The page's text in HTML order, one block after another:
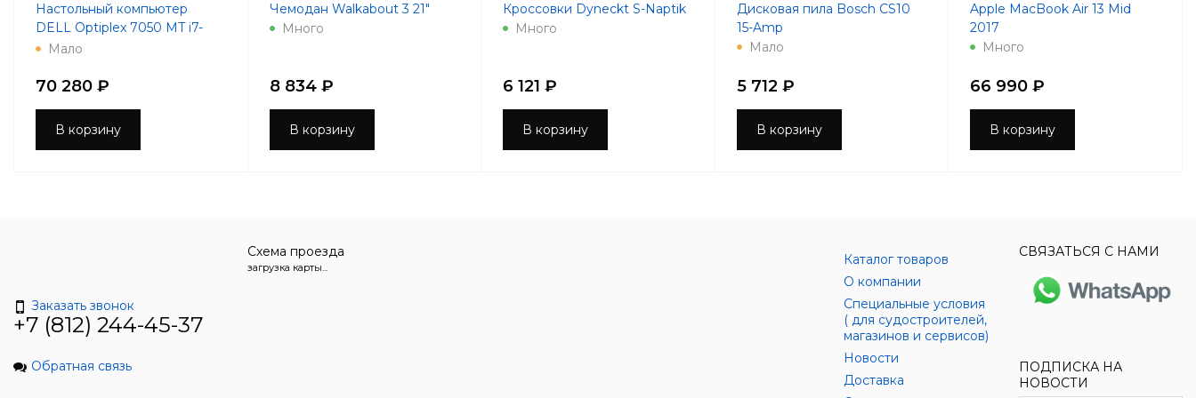
Настольный компьютер
DELL Optiplex 7050 MT i7-
7700 3.6GHz 8Gb 256Gb SSD
Win10Pro
Мало
70 280 ₽
В корзину
Чемодан Walkabout 3 21"
Много
8 834 ₽
В корзину
Кроссовки Dyneckt S-Naptik
Много
6 121 ₽
В корзину
Дисковая пила Bosch CS10
15-Amp
Мало
5 712 ₽
В корзину
Apple MacBook Air 13 Mid
2017
Много
66 990 ₽
В корзину
Заказать звонок
+7 (812) 244-45-37
Обратная связь
Схема проезда
загрузка карты...
Каталог товаров
О компании
Специальные условия
( для судостроителей,
магазинов и сервисов)
Новости
Доставка
СВЯЗАТЬСЯ С НАМИ
ПОДПИСКА НА
НОВОСТИ